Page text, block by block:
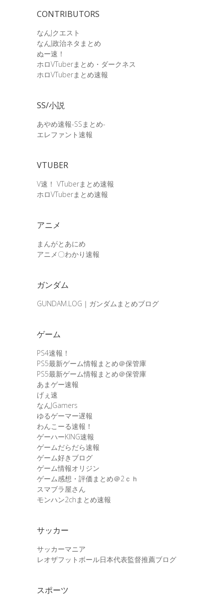
CONTRIBUTORS
なんJクエスト
なんJ政治ネタまとめ
ぬー速！
ホロVTuberまとめ・ダークネス
ホロVTuberまとめ速報
SS/小説
あやめ速報-SSまとめ-
エレファント速報
VTUBER
V速！ VTuberまとめ速報
ホロVTuberまとめ速報
アニメ
まんがとあにめ
アニメ〇わかり速報
ガンダム
GUNDAM.LOG｜ガンダムまとめブログ
ゲーム
PS4速報！
PS5最新ゲーム情報まとめ＠保管庫
PS5最新ゲーム情報まとめ＠保管庫
あまゲー速報
げぇ速
なんJGamers
ゆるゲーマー遅報
わんこーる速報！
ゲーハーKING速報
ゲームだらだら速報
ゲーム好きブログ
ゲーム情報オリジン
ゲーム感想・評価まとめ＠2ｃｈ
スマブラ屋さん
モンハン2chまとめ速報
サッカー
サッカーマニア
レオザフットボール日本代表監督推薦ブログ
スポーツ